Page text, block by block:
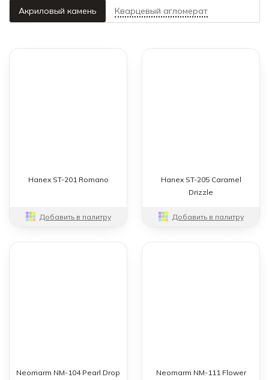
Акриловый камень Кварцевый агломерат
Hanex ST-201 Romano
Добавить в палитру
Hanex ST-205 Caramel
Drizzle
Добавить в палитру
Neomarm NM-104 Pearl Drop
Neomarm NM-111 Flower